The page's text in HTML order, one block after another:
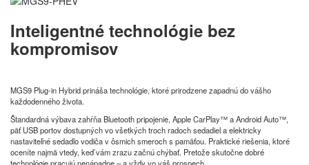
Inteligentné technológie bez
kompromisov
MGS9 Plug-in Hybrid prináša technológie, ktoré prirodzene zapadnú do vášho
každodenného života.
Štandardná výbava zahŕňa Bluetooth pripojenie, Apple CarPlay™ a Android Auto™,
päť USB portov dostupných vo všetkých troch radoch sedadiel a elektricky
nastaviteľné sedadlo vodiča v ôsmich smeroch s pamäťou. Praktické riešenia, ktoré
oceníte najmä vtedy, keď vám zrazu začnú chýbať. Pretože skutočne dobré